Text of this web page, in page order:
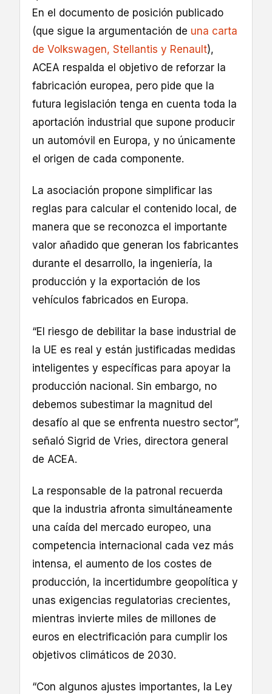
En el documento de posición publicado
(que sigue la argumentación de una carta
de Volkswagen, Stellantis y Renault),
ACEA respalda el objetivo de reforzar la
fabricación europea, pero pide que la
futura legislación tenga en cuenta toda la
aportación industrial que supone producir
un automóvil en Europa, y no únicamente
el origen de cada componente.
La asociación propone simplificar las
reglas para calcular el contenido local, de
manera que se reconozca el importante
valor añadido que generan los fabricantes
durante el desarrollo, la ingeniería, la
producción y la exportación de los
vehículos fabricados en Europa.
“El riesgo de debilitar la base industrial de
la UE es real y están justificadas medidas
inteligentes y específicas para apoyar la
producción nacional. Sin embargo, no
debemos subestimar la magnitud del
desafío al que se enfrenta nuestro sector”,
señaló Sigrid de Vries, directora general
de ACEA.
La responsable de la patronal recuerda
que la industria afronta simultáneamente
una caída del mercado europeo, una
competencia internacional cada vez más
intensa, el aumento de los costes de
producción, la incertidumbre geopolítica y
unas exigencias regulatorias crecientes,
mientras invierte miles de millones de
euros en electrificación para cumplir los
objetivos climáticos de 2030.
“Con algunos ajustes importantes, la Ley